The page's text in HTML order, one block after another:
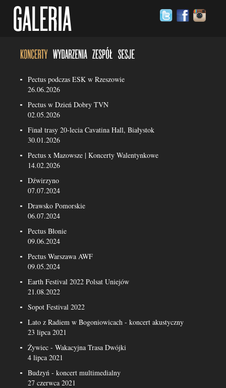
Pectus podczas ESK w Rzeszowie
26.06.2026
Pectus w Dzień Dobry TVN
02.05.2026
Finał trasy 20-lecia Cavatina Hall, Białystok
30.01.2026
Pectus x Mazowsze | Koncerty Walentynkowe
14.02.2026
Dźwirzyno
07.07.2024
Drawsko Pomorskie
06.07.2024
Pectus Błonie
09.06.2024
Pectus Warszawa AWF
09.05.2024
Earth Festival 2022 Polsat Uniejów
21.08.2022
Sopot Festival 2022
Lato z Radiem w Bogoniowicach - koncert akustyczny
23 lipca 2021
Żywiec - Wakacyjna Trasa Dwójki
4 lipca 2021
Budzyń - koncert multimedialny
27 czerwca 2021